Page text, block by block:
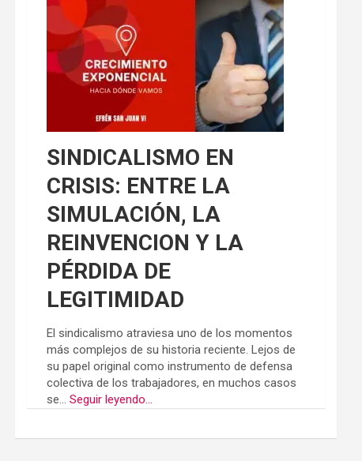
SINDICALISMO EN
CRISIS: ENTRE LA
SIMULACIÓN, LA
REINVENCION Y LA
PÉRDIDA DE
LEGITIMIDAD
El sindicalismo atraviesa uno de los momentos
más complejos de su historia reciente. Lejos de
su papel original como instrumento de defensa
colectiva de los trabajadores, en muchos casos
se...Seguir leyendo...